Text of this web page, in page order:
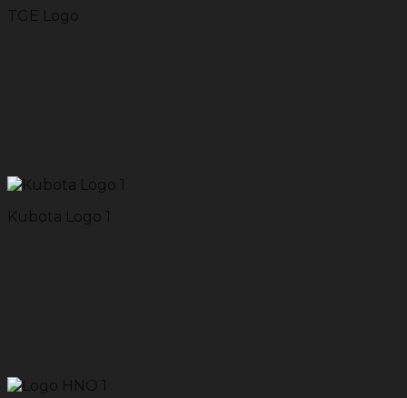
TGE Logo
Kubota Logo 1